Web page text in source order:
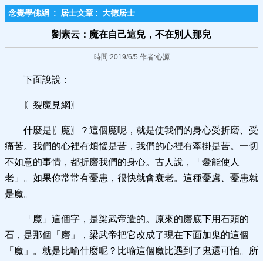
念覺學佛網 : 居士文章 : 大德居士
劉素云：魔在自己這兒，不在別人那兒
時間:2019/6/5 作者:心源
下面說說：
〖裂魔見網〗
什麼是〖魔〗？這個魔呢，就是使我們的身心受折磨、受
痛苦。我們的心裡有煩惱是苦，我們的心裡有牽掛是苦。一切
不如意的事情，都折磨我們的身心。古人說，「憂能使人
老」。如果你常常有憂患，很快就會衰老。這種憂慮、憂患就
是魔。
「魔」這個字，是梁武帝造的。原來的磨底下用石頭的
石，是那個「磨」，梁武帝把它改成了現在下面加鬼的這個
「魔」。就是比喻什麼呢？比喻這個魔比遇到了鬼還可怕。所